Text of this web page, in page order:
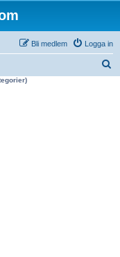
Logga in
Bli medlem